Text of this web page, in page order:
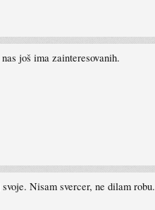
još ima zainteresovanih.
Nisam svercer, ne dilam robu.